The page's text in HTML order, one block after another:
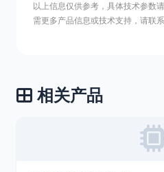
以上信息仅供参考，具体技术参数
需更多产品信息或技术支持，请联
相关产品